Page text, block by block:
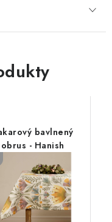
bavlnený
obrus - Hanish